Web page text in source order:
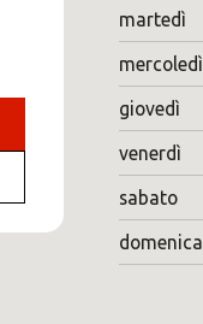
martedì
mercoledì
giovedì
venerdì
sabato
domenica